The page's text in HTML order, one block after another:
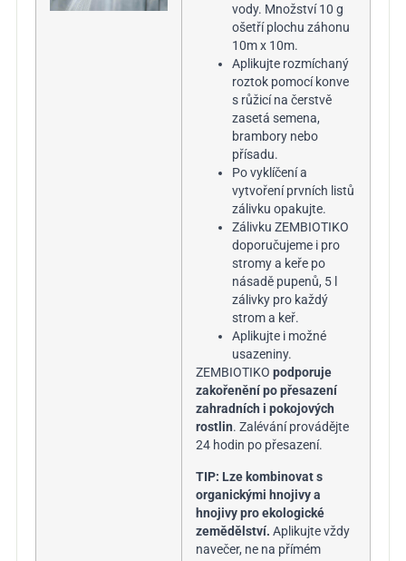
vody. Množství 10 g
ošetří plochu záhonu
10m x 10m.
Aplikujte rozmíchaný
roztok pomocí konve
s růžicí na čerstvě
zasetá semena,
brambory nebo
přísadu.
Po vyklíčení a
vytvoření prvních listů
zálivku opakujte.
Zálivku ZEMBIOTIKO
doporučujeme i pro
stromy a keře po
násadě pupenů, 5 l
zálivky pro každý
strom a keř.
Aplikujte i možné
usazeniny.
ZEMBIOTIKO podporuje
zakořeněnípo přesazení
zahradních i pokojových
rostlin. Zalévání provádějte
24 hodin po přesazení.
TIP: Lze kombinovat s
organickými hnojivy a
hnojivy pro ekologické
zemědělství. Aplikujte vždy
navečer, ne na přímém